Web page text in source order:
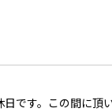
です。この間に頂